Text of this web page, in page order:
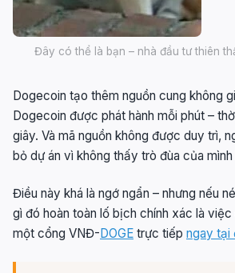
Đây có thể là bạn – nhà đầu tư thiên
Dogecoin tạo thêm nguồn cung không
Dogecoin được phát hành mỗi phút –
giây. Và mã nguồn không được duy trì,
bỏ dự án vì không thấy trò đùa của
Điều này khá là ngớ ngẩn – nhưng nếu
gì đó hoàn toàn lố bịch chính xác là
một cổng VNĐ- DOGE trực tiếp ngay tại